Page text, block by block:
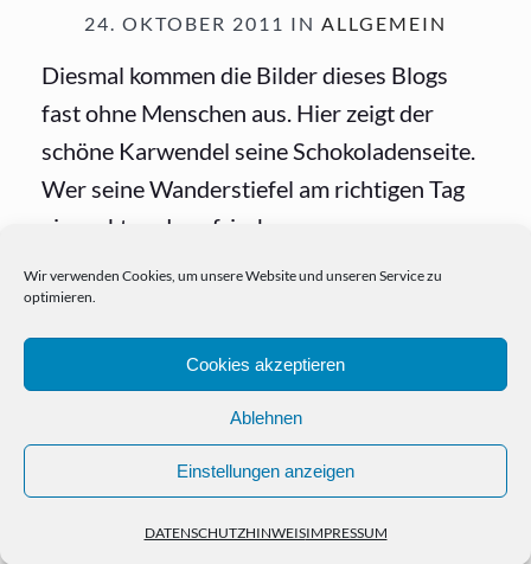
Wir verwenden Cookies, um unsere Website und unseren Service zu
optimieren.
Cookies akzeptieren
Ablehnen
Einstellungen anzeigen
DATENSCHUTZHINWEISIMPRESSUM
24. OKTOBER 2011 IN ALLGEMEIN
Diesmal kommen die Bilder dieses Blogs
fast ohne Menschen aus. Hier zeigt der
schöne Karwendel seine Schokoladenseite.
Wer seine Wanderstiefel am richtigen Tag
einpackt und am frischen...
KONTAKT
© Copyright Christian Kasper 2024